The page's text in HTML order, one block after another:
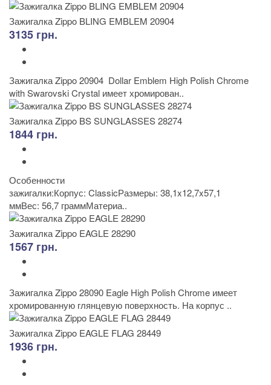
Зажигалка Zippo BLING EMBLEM 20904
3135 грн.
Зажигалка Zippo 20904 Dollar Emblem High Polish Chrome
with Swarovski Crystal имеет хромирован..
Зажигалка Zippo BS SUNGLASSES 28274
1844 грн.
Особенности
зажигалки:Корпус: ClassicРазмеры: 38,1x12,7x57,1
ммВес: 56,7 граммМатериа..
Зажигалка Zippo EAGLE 28290
1567 грн.
Зажигалка Zippo 28090 Eagle High Polish Chrome имеет
хромированную глянцевую поверхность. На корпус ..
Зажигалка Zippo EAGLE FLAG 28449
1936 грн.